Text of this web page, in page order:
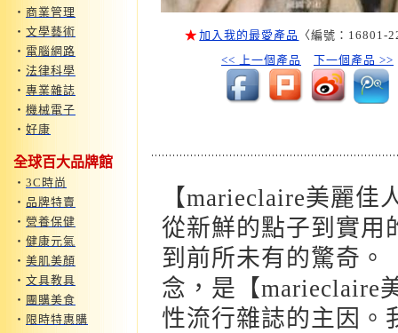
‧ 商業管理
‧ 文學藝術
‧ 電腦網路
‧ 法律科學
‧ 專業雜誌
‧ 機械電子
‧ 好康
全球百大品牌館
‧ 3C時尚
‧ 品牌特賣
‧ 營養保健
‧ 健康元氣
‧ 美肌美顏
‧ 文具教具
‧ 團購美食
‧ 限時特惠購
★加入我的最愛產品 〈編號：16801-
<< 上一個產品
下一個產品 >>
【marieclaire美麗
從新鮮的點子到實用
到前所未有的驚奇。
念，是【marieclaire
性流行雜誌的主因。